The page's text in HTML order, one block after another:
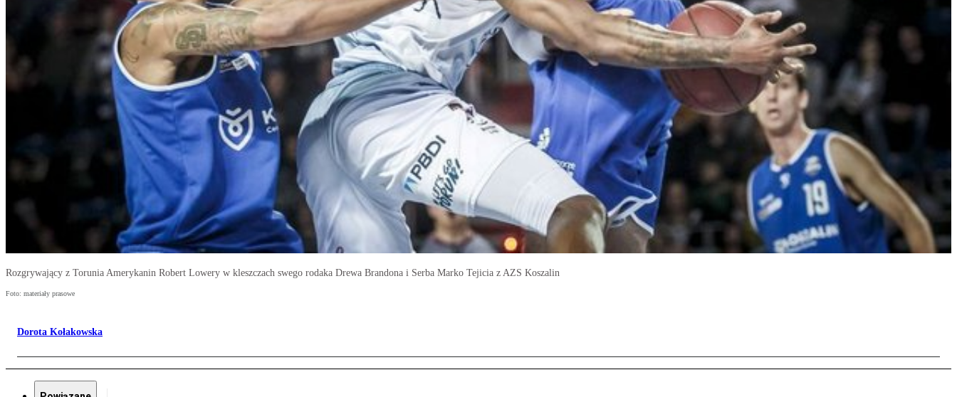
Rozgrywający z Torunia Amerykanin Robert Lowery w kleszczach swego rodaka Drewa Brandona i Serba Marko Tejicia z AZS Koszalin
Foto: materiały prasowe
Dorota Kołakowska